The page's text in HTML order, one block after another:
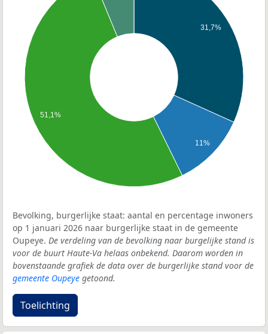
31,7%
11%
51,1%
Bevolking, burgerlijke staat: aantal en percentage inwoners
op 1 januari 2026 naar burgerlijke staat in de gemeente
Oupeye. De verdeling van de bevolking naar burgelijke stand is
voor de buurt Haute-Va helaas onbekend. Daarom worden in
bovenstaande grafiek de data over de burgerlijke stand voor de
gemeente Oupeye getoond.
Toelichting